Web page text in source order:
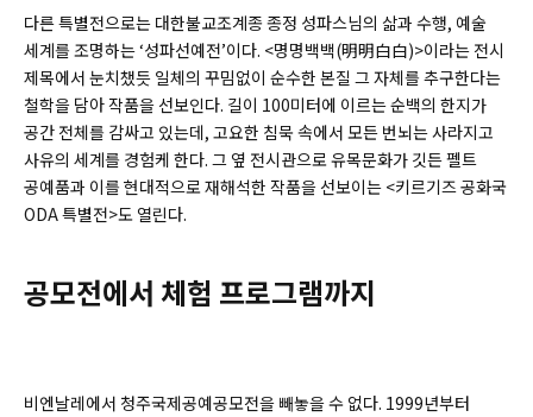
다른 특별전으로는 대한불교조계종 종정 성파스님의 삶과 수행, 예술
세계를 조명하는 ‘성파선예전’이다. <명명백백(明明白白)>이라는 전시
제목에서 눈치챘듯 일체의 꾸밈없이 순수한 본질 그 자체를 추구한다는
철학을 담아 작품을 선보인다. 길이 100미터에 이르는 순백의 한지가
공간 전체를 감싸고 있는데, 고요한 침묵 속에서 모든 번뇌는 사라지고
사유의 세계를 경험케 한다. 그 옆 전시관으로 유목문화가 깃든 펠트
공예품과 이를 현대적으로 재해석한 작품을 선보이는 <키르기즈 공화국
ODA 특별전>도 열린다.
공모전에서 체험 프로그램까지
비엔날레에서 청주국제공예공모전을 빼놓을 수 없다. 1999년부터